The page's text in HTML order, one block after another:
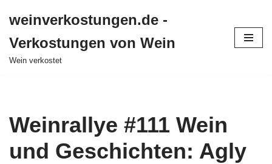
Inhalt
springen
weinverkostungen.de -
Verkostungen von Wein
Wein verkostet
Weinrallye #111 Wein
und Geschichten: Agly